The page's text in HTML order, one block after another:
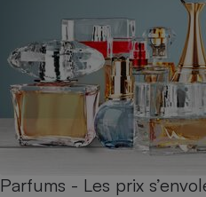
Parfums - Les prix